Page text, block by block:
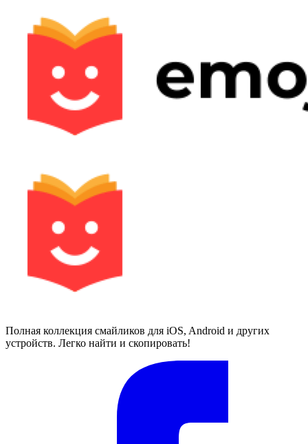
Полная коллекция смайликов для iOS, Android и других
устройств. Легко найти и скопировать!